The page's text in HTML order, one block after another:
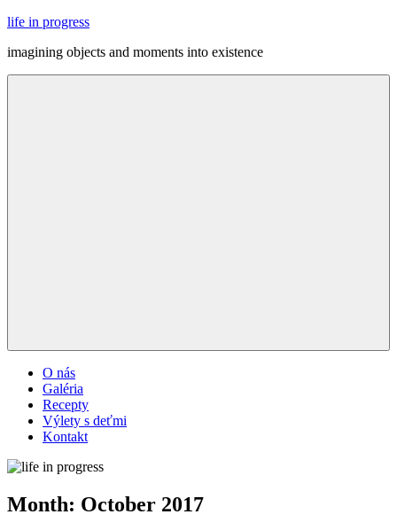
Skip
content
life in progress
imagining objects and moments into existence
O nás
Galéria
Recepty
Výlety s deťmi
Kontakt
Month: October 2017